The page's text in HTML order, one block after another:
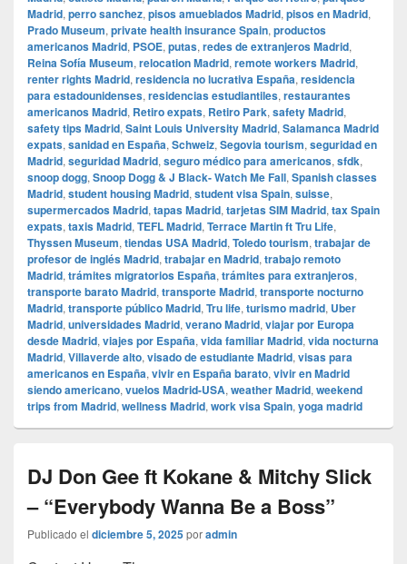
Madrid, perro sanchez, pisos amueblados Madrid, pisos en Madrid,
Prado Museum, private health insurance Spain, productos
americanos Madrid, PSOE, putas, redes de extranjeros Madrid,
Reina Sofía Museum, relocation Madrid, remote workers Madrid,
renter rights Madrid, residencia no lucrativa España, residencia
para estadounidenses, residencias estudiantiles, restaurantes
americanos Madrid, Retiro expats, Retiro Park, safety Madrid,
safety tips Madrid, Saint Louis University Madrid, Salamanca Madrid
expats, sanidad en España, Schweiz, Segovia tourism, seguridad en
Madrid, seguridad Madrid, seguro médico para americanos, sfdk,
snoop dogg, Snoop Dogg & J Black- Watch Me Fall, Spanish classes
Madrid, student housing Madrid, student visa Spain, suisse,
supermercados Madrid, tapas Madrid, tarjetas SIM Madrid, tax Spain
expats, taxis Madrid, TEFL Madrid, Terrace Martin ft Tru Life,
Thyssen Museum, tiendas USA Madrid, Toledo tourism, trabajar de
profesor de inglés Madrid, trabajar en Madrid, trabajo remoto
Madrid, trámites migratorios España, trámites para extranjeros,
transporte barato Madrid, transporte Madrid, transporte nocturno
Madrid, transporte público Madrid, Tru life, turismo madrid, Uber
Madrid, universidades Madrid, verano Madrid, viajar por Europa
desde Madrid, viajes por España, vida familiar Madrid, vida nocturna
Madrid, Villaverde alto, visado de estudiante Madrid, visas para
americanos en España, vivir en España barato, vivir en Madrid
siendo americano, vuelos Madrid-USA, weather Madrid, weekend
trips from Madrid, wellness Madrid, work visa Spain, yoga madrid
DJ Don Gee ft Kokane & Mitchy Slick
– “Everybody Wanna Be a Boss”
Publicado el diciembre 5, 2025poradmin